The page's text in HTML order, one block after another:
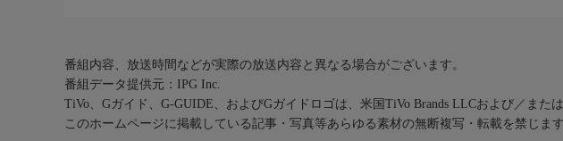
番組内容、放送時間などが実際の放送内容と異なる場合がございます。
番組データ提供元：IPG Inc.
TiVo、Gガイド、G-GUIDE、およびGガイドロゴは、米国TiVo Brands LLCおよび／また
このホームページに掲載している記事・写真等あらゆる素材の無断複写・転載を禁じます